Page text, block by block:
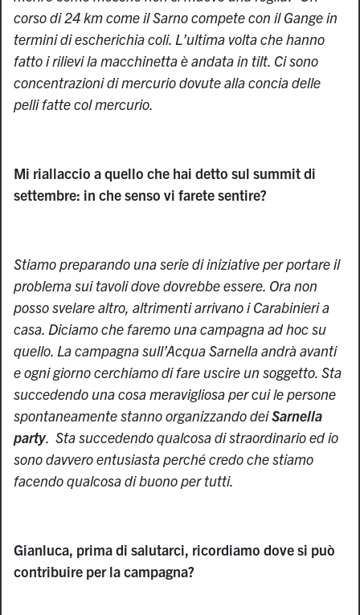
corso di 24 km come il Sarno compete con il Gange in
termini di escherichia coli. L’ultima volta che hanno
fatto i rilievi la macchinetta è andata in tilt. Ci sono
concentrazioni di mercurio dovute alla concia delle
pelli fatte col mercurio.
Mi riallaccio a quello che hai detto sul summit di
settembre: in che senso vi farete sentire?
Stiamo preparando una serie di iniziative per portare il
problema sui tavoli dove dovrebbe essere. Ora non
posso svelare altro, altrimenti arrivano i Carabinieri a
casa. Diciamo che faremo una campagna ad hoc su
quello. La campagna sull’Acqua Sarnella andrà avanti
e ogni giorno cerchiamo di fare uscire un soggetto. Sta
succedendo una cosa meravigliosa per cui le persone
spontaneamente stanno organizzando deiSarnella
party. Sta succedendo qualcosa di straordinario ed io
sono davvero entusiasta perché credo che stiamo
facendo qualcosa di buono per tutti.
Gianluca, prima di salutarci, ricordiamo dove si può
contribuire per la campagna?